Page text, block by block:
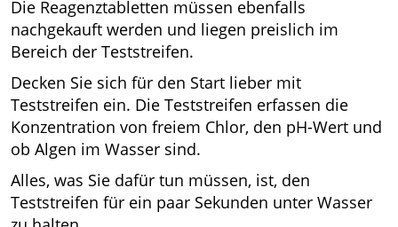
Die Reagenztabletten müssen ebenfalls
nachgekauft werden und liegen preislich im
Bereich der Teststreifen.
Decken Sie sich für den Start lieber mit
Teststreifen ein. Die Teststreifen erfassen die
Konzentration von freiem Chlor, den pH-Wert und
ob Algen im Wasser sind.
Alles, was Sie dafür tun müssen, ist, den
Teststreifen für ein paar Sekunden unter Wasser